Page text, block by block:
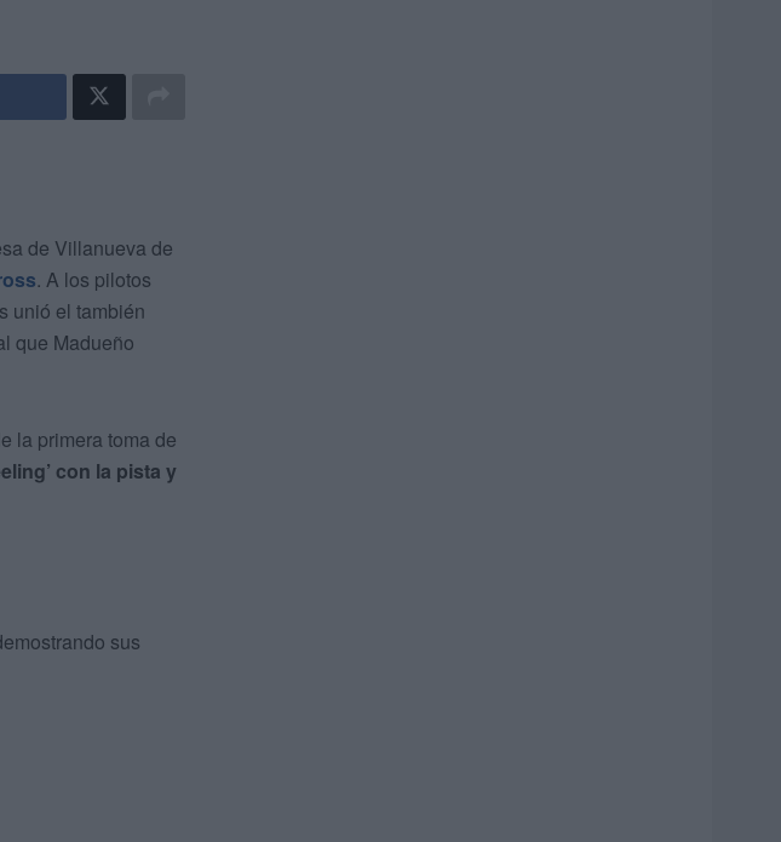
de Villanueva de
. A los pilotos
unió el también
que Madueño
la primera toma de
con la pista y
sus